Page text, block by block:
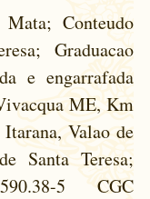
Conteudo
Graduacao
e engarrafada
ME, Km
Valao de
Santa Teresa;
5 CGC